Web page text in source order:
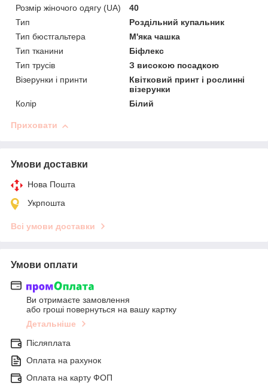
Розмір жіночого одягу (UA)
40
Тип
Роздільний купальник
Тип бюстгальтера
М'яка чашка
Тип тканини
Біфлекс
Тип трусів
З високою посадкою
Візерунки і принти
Квітковий принт і рослинні
візерунки
Колір
Білий
Приховати
Умови доставки
Нова Пошта
Укрпошта
Всі умови доставки
Умови оплати
Ви отримаєте замовлення
або гроші повернуться на вашу картку
Детальніше
Післяплата
Оплата на рахунок
Оплата на карту ФОП